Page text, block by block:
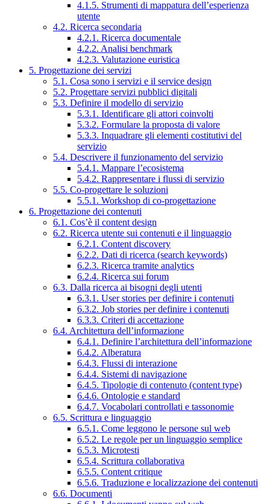
4.1.5. Strumenti di mappatura dell’esperienza
utente
4.2. Ricerca secondaria
4.2.1. Ricerca documentale
4.2.2. Analisi benchmark
4.2.3. Valutazione euristica
5. Progettazione dei servizi
5.1. Cosa sono i servizi e il service design
5.2. Progettare servizi pubblici digitali
5.3. Definire il modello di servizio
5.3.1. Identificare gli attori coinvolti
5.3.2. Formulare la proposta di valore
5.3.3. Inquadrare gli elementi costitutivi del
servizio
5.4. Descrivere il funzionamento del servizio
5.4.1. Mappare l’ecosistema
5.4.2. Rappresentare i flussi di servizio
5.5. Co-progettare le soluzioni
5.5.1. Workshop di co-progettazione
6. Progettazione dei contenuti
6.1. Cos’è il content design
6.2. Ricerca utente sui contenuti e il linguaggio
6.2.1. Content discovery
6.2.2. Dati di ricerca (search keywords)
6.2.3. Ricerca tramite analytics
6.2.4. Ricerca sui forum
6.3. Dalla ricerca ai bisogni degli utenti
6.3.1. User stories per definire i contenuti
6.3.2. Job stories per definire i contenuti
6.3.3. Criteri di accettazione
6.4. Architettura dell’informazione
6.4.1. Definire l’architettura dell’informazione
6.4.2. Alberatura
6.4.3. Flussi di interazione
6.4.4. Sistemi di navigazione
6.4.5. Tipologie di contenuto (content type)
6.4.6. Ontologie e standard
6.4.7. Vocabolari controllati e tassonomie
6.5. Scrittura e linguaggio
6.5.1. Come leggono le persone sul web
6.5.2. Le regole per un linguaggio semplice
6.5.3. Microtesti
6.5.4. Scrittura collaborativa
6.5.5. Content critique
6.5.6. Traduzione e localizzazione dei contenuti
6.6. Documenti